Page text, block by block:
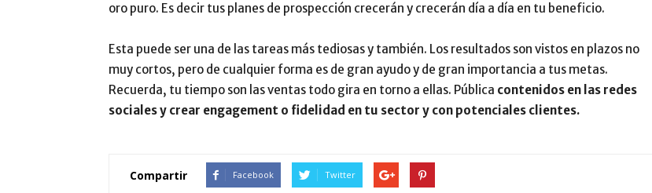
oro puro. Es decir tus planes de prospección crecerán y crecerán día a día en tu beneficio.
Esta puede ser una de las tareas más tediosas y también. Los resultados son vistos en plazos no
muy cortos, pero de cualquier forma es de gran ayudo y de gran importancia a tus metas.
Recuerda, tu tiempo son las ventas todo gira en torno a ellas. Pública contenidos en las redes
sociales y crear engagement o fidelidad en tu sector y con potenciales clientes.
Compartir Facebook Twitter